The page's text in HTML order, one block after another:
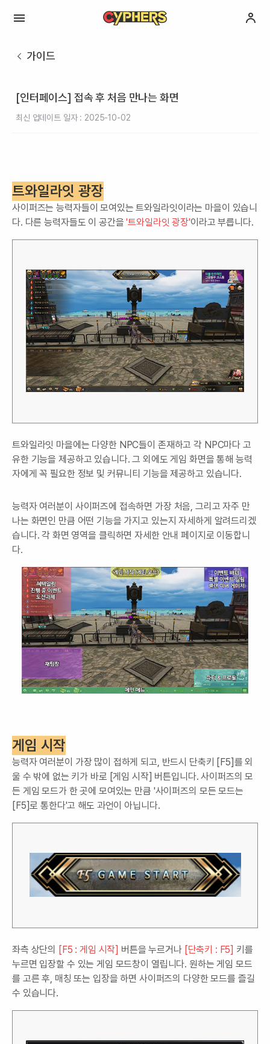
가이드
[인터페이스] 접속 후 처음 만나는 화면
최신 업데이트 일자 : 2025-10-02
트와일라잇 광장
사이퍼즈는 능력자들이 모여있는 트와일라잇이라는 마을이 있습니
다. 다른 능력자들도 이 공간을'트와일라잇 광장'이라고 부릅니다.
트와일라잇 마을에는 다양한 NPC들이 존재하고 각 NPC마다 고
유한 기능을 제공하고 있습니다. 그 외에도 게임 화면을 통해 능력
자에게 꼭 필요한 정보 및 커뮤니티 기능을 제공하고 있습니다.
능력자 여러분이 사이퍼즈에 접속하면 가장 처음, 그리고 자주 만
나는 화면인 만큼 어떤 기능을 가지고 있는지 자세하게 알려드리겠
습니다. 각 화면 영역을 클릭하면 자세한 안내 페이지로 이동합니
다.
게임 시작
능력자 여러분이 가장 많이 접하게 되고, 반드시 단축키 [F5]를 외
울 수 밖에 없는 키가 바로 [게임 시작] 버튼입니다. 사이퍼즈의 모
든 게임 모드가 한 곳에 모여있는 만큼 '사이퍼즈의 모든 모드는
[F5]로 통한다'고 해도 과언이 아닙니다.
좌측 상단의 [F5 : 게임 시작] 버튼을 누르거나 [단축키 : F5] 키를
누르면 입장할 수 있는 게임 모드창이 열립니다. 원하는 게임 모드
를 고른 후, 매칭 또는 입장을 하면 사이퍼즈의 다양한 모드를 즐길
수 있습니다.